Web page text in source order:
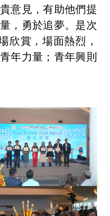
意見，有助他們提
，勇於追夢。是次
欣賞，場面熱烈，
年力量；青年興則